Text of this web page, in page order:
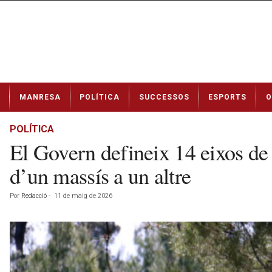
t
MANRESA POLÍTICA SUCCESSOS ESPORTS
POLÍTICA
El Govern defineix 14 eixos
d’un massís a un altre
Por Redacció - 11 de maig de 2026